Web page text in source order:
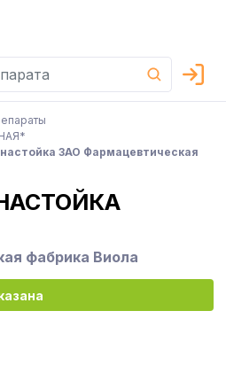
ЗАО Фармацевтическая
фабрика Виола